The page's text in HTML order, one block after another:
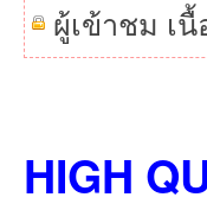
ผู้เข้าชม เ
HIGH